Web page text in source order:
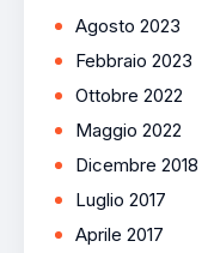
Agosto 2023
Febbraio 2023
Ottobre 2022
Maggio 2022
Dicembre 2018
Luglio 2017
Aprile 2017